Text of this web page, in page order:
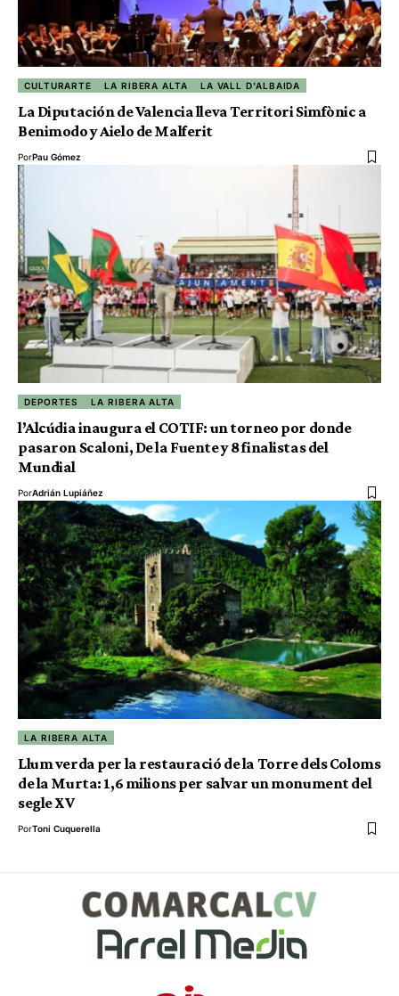
CULTURARTE LA RIBERA ALTA LA VALL D'ALBAIDA
La Diputación de Valencia lleva Territori Simfònic a
Benimodo y Aielo de Malferit
PorPau Gómez
DEPORTES LA RIBERA ALTA
l’Alcúdia inaugura el COTIF: un torneo por donde
pasaron Scaloni, De la Fuente y 8 finalistas del
Mundial
PorAdrián Lupiáñez
LA RIBERA ALTA
Llum verda per la restauració de la Torre dels Coloms
de la Murta: 1,6 milions per salvar un monument del
segle XV
PorToni Cuquerella